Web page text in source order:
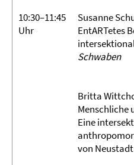
10:30–11:45
Uhr
Susanne
EntARTetes
Schwaben
Britta
Menschliche
Eine
von Neustadt